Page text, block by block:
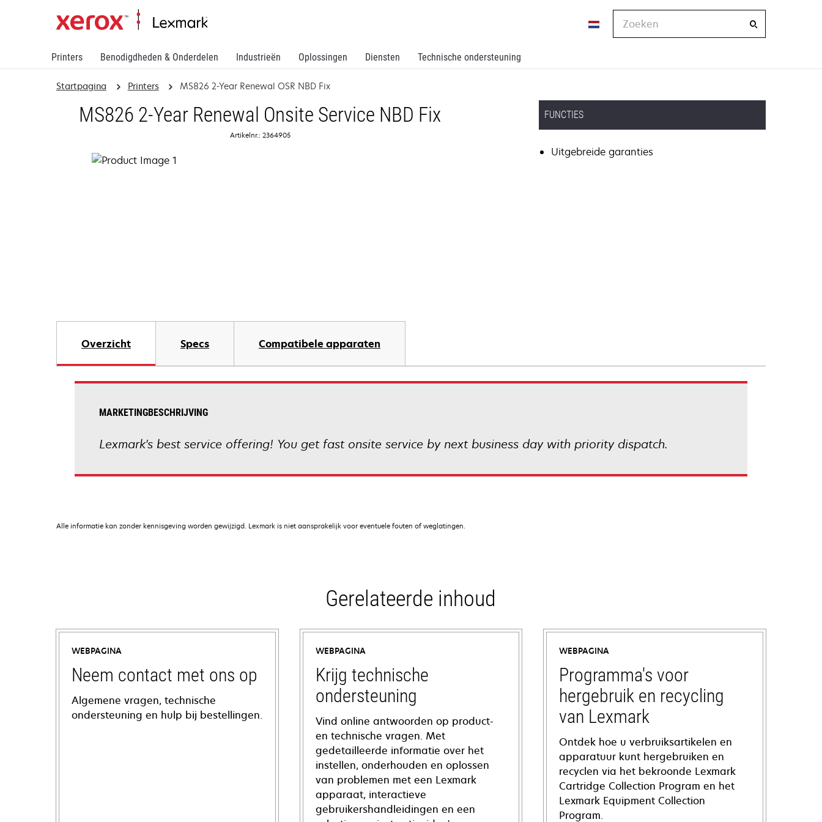
Printers Benodigdheden & Onderdelen Industrieën Oplossingen Diensten Technische ondersteuning
Zoeken
Startpagina Printers MS826 2-Year Renewal OSR NBD Fix
MS826 2-Year Renewal Onsite Service NBD Fix
Artikelnr.: 2364905
FUNCTIES
Uitgebreide garanties
Overzicht Specs Compatibele apparaten
MARKETINGBESCHRIJVING
Lexmark's best service offering! You get fast onsite service by next business day with priority dispatch.
Alle informatie kan zonder kennisgeving worden gewijzigd. Lexmark is niet aansprakelijk voor eventuele fouten of weglatingen.
Gerelateerde inhoud
WEBPAGINA
Neem contact met ons op
Algemene vragen, technische
ondersteuning en hulp bij bestellingen.
WEBPAGINA
Krijg technische
ondersteuning
Vind online antwoorden op product-
en technische vragen. Met
gedetailleerde informatie over het
instellen, onderhouden en oplossen
van problemen met een Lexmark
apparaat, interactieve
gebruikershandleidingen en een
WEBPAGINA
Programma's voor
hergebruik en recycling
van Lexmark
Ontdek hoe u verbruiksartikelen en
apparatuur kunt hergebruiken en
recyclen via het bekroonde Lexmark
Cartridge Collection Program en het
Lexmark Equipment Collection
Program.